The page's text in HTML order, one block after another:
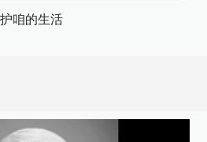
咱的生活